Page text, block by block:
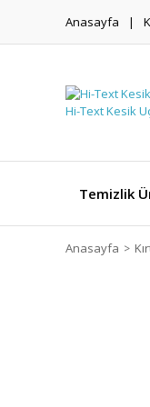
Anasayfa
Temizlik
Anasayfa